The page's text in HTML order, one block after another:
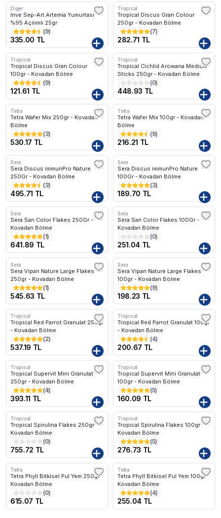
Diğer
Inve Sep-Art Artemia Yumurtası
%95 Açılımlı 25gr
(9)
335.00 TL
Tropical
Tropical Discus Gran Colour
250gr - Kovadan Bölme
(7)
282.71 TL
Tropical
Tropical Discus Gran Colour
100gr - Kovadan Bölme
(9)
121.61 TL
Tropical
Tropical Cichlid Arowana Medium
Sticks 250gr - Kovadan Bölme
(0)
448.93 TL
Tetra
Tetra Wafer Mix 250gr - Kovadan
Bölme
(3)
530.17 TL
Tetra
Tetra Wafer Mix 100gr - Kovadan
Bölme
(9)
216.21 TL
Sera
Sera Discus immunPro Nature
250Gr - Kovadan Bölme
(3)
495.71 TL
Sera
Sera Discus immunPro Nature
100Gr - Kovadan Bölme
(3)
189.70 TL
Sera
Sera San Color Flakes 250Gr -
Kovadan Bölme
(1)
641.89 TL
Sera
Sera San Color Flakes 100Gr -
Kovadan Bölme
(0)
251.04 TL
Sera
Sera Vipan Nature Large Flakes
250gr - Kovadan Bölme
(1)
545.63 TL
Sera
Sera Vipan Nature Large Flakes
100gr - Kovadan Bölme
(9)
198.23 TL
Tropical
Tropical Red Parrot Granulat 250gr
- Kovadan Bölme
(2)
537.19 TL
Tropical
Tropical Red Parrot Granulat 100gr
- Kovadan Bölme
(4)
200.67 TL
Tropical
Tropical Supervit Mini Granulat
250gr - Kovadan Bölme
(4)
393.11 TL
Tropical
Tropical Supervit Mini Granulat
100gr - Kovadan Bölme
(5)
160.09 TL
Tropical
Tropical Spirulina Flakes 250gr -
Kovadan Bölme
(0)
755.72 TL
Tropical
Tropical Spirulina Flakes 100gr -
Kovadan Bölme
(5)
276.73 TL
Tetra
Tetra Phyll Bitkisel Pul Yem 250gr -
Kovadan Bölme
(0)
615.07 TL
Tetra
Tetra Phyll Bitkisel Pul Yem 100gr -
Kovadan Bölme
(4)
255.04 TL